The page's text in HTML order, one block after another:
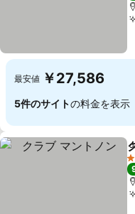
最安値 ￥27,586
5件のサイトの料金を表示
4